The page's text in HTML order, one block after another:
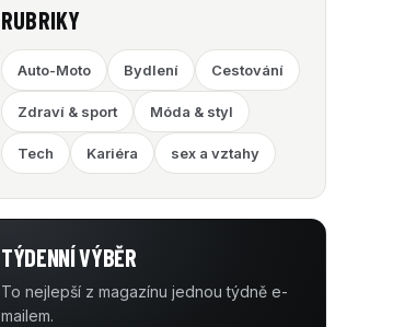
RUBRIKY
Auto-Moto Bydlení Cestování
Zdraví & sport Móda & styl
Tech Kariéra sex a vztahy
TÝDENNÍ VÝBĚR
To nejlepší z magazínu jednou týdně e-
mailem.